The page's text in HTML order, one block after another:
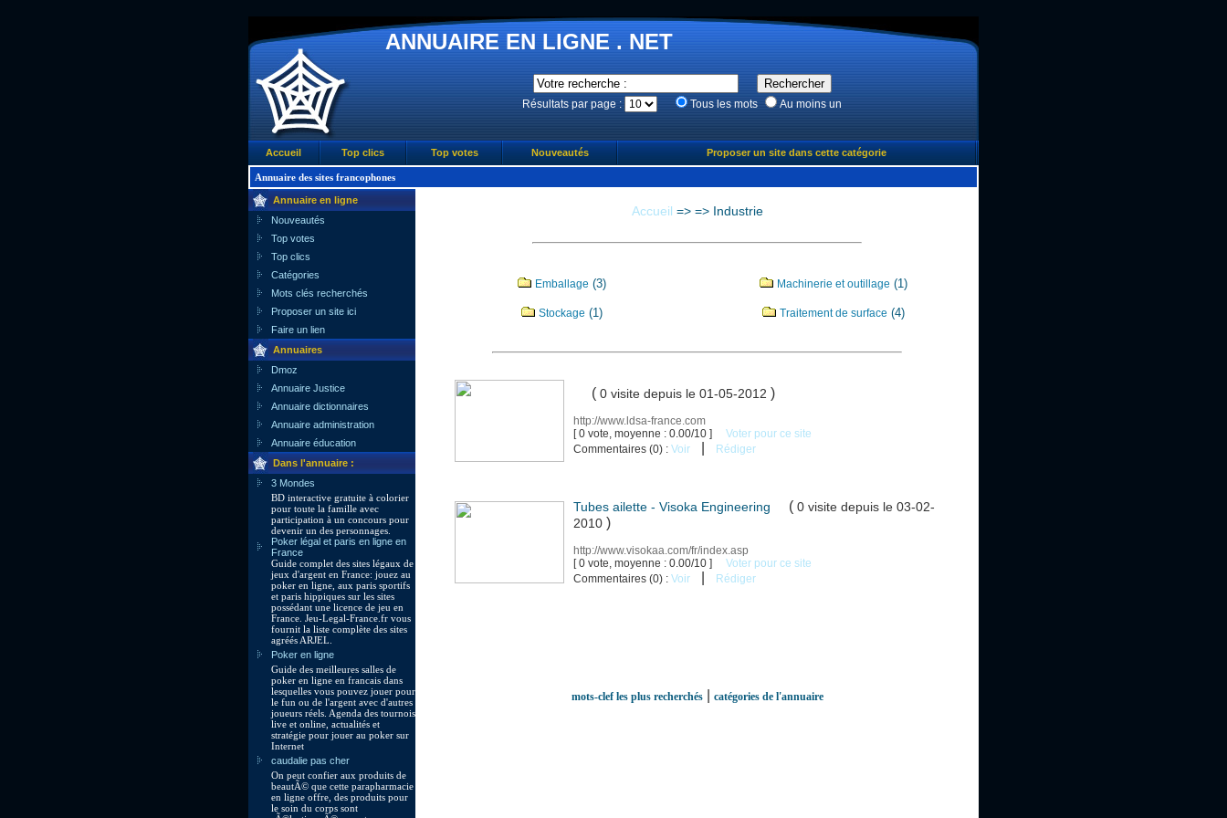
ANNUAIRE EN LIGNE . NET
Résultats par page : Tous les mots Au moins un
Accueil Top clics Top votes Nouveautés Proposer un site dans cette catégorie
Annuaire des sites francophones
Annuaire en ligne
Nouveautés
Top votes
Top clics
Catégories
Mots clés recherchés
Proposer un site ici
Faire un lien
Annuaires
Dmoz
Annuaire Justice
Annuaire dictionnaires
Annuaire administration
Annuaire éducation
Dans l'annuaire :
3 Mondes
BD interactive gratuite à colorier
pour toute la famille avec
participation à un concours pour
devenir un des personnages.
Poker légal et paris en ligne en
France
Guide complet des sites légaux de
jeux d'argent en France: jouez au
poker en ligne, aux paris sportifs
et paris hippiques sur les sites
possédant une licence de jeu en
France. Jeu-Legal-France.fr vous
fournit la liste complète des sites
agréés ARJEL.
Poker en ligne
Guide des meilleures salles de
poker en ligne en francais dans
lesquelles vous pouvez jouer pour
le fun ou de l'argent avec d'autres
joueurs réels. Agenda des tournois
live et online, actualités et
stratégie pour jouer au poker sur
Internet
caudalie pas cher
On peut confier aux produits de
beautÃ© que cette parapharmacie
en ligne offre, des produits pour
le soin du corps sont
Accueil => => Industrie
Emballage (3) Machinerie et outillage (1)
Stockage (1) Traitement de surface (4)
( 0 visite depuis le 01-05-2012 )
http://www.ldsa-france.com
[ 0 vote, moyenne : 0.00/10 ] Voter pour ce site
Commentaires (0) : Voir Rédiger
Tubes ailette - Visoka Engineering ( 0 visite depuis le 03-02-
2010 )
http://www.visokaa.com/fr/index.asp
[ 0 vote, moyenne : 0.00/10 ] Voter pour ce site
Commentaires (0) : Voir Rédiger
mots-clef les plus recherchés| catégories de l'annuaire